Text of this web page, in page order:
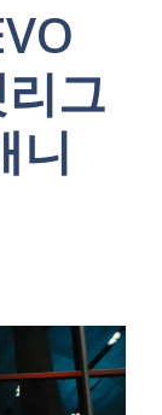
그
니